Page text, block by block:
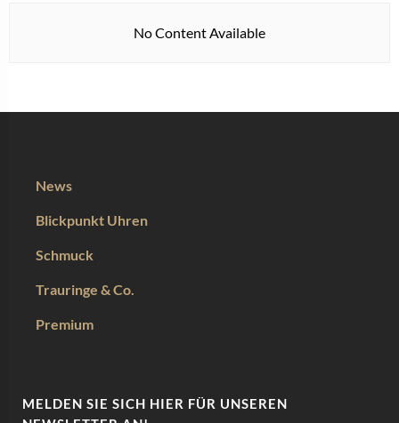
No Content Available
News
Blickpunkt Uhren
Schmuck
Trauringe & Co.
Premium
MELDEN SIE SICH HIER FÜR UNSEREN